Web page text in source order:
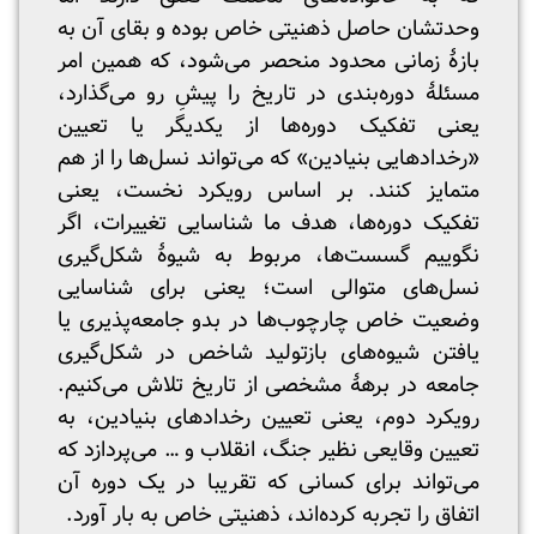
وحدتشان حاصل ذهنیتی خاص بوده و بقای آن به
بازۀ زمانی محدود منحصر می‌شود، که همین امر
مسئلۀ دوره‌بندی در تاریخ را پیشِ رو می‌گذارد،
یعنی تفکیک دوره‌ها از یکدیگر یا تعیین
«رخدادهایی بنیادین» که می‌تواند نسل‌ها را از هم
متمایز کنند. بر اساس رویکرد نخست، یعنی
تفکیک دوره‌ها، هدف ما شناسایی تغییرات، اگر
نگوییم گسست‌ها، مربوط به شیوۀ شکل‌گیری
نسل‌های متوالی است؛ یعنی برای شناسایی
وضعیت خاص چارچوب‌ها در بدو جامعه‌پذیری یا
یافتن شیوه‌های بازتولید شاخص در شکل‌گیری
جامعه در برهۀ مشخصی از تاریخ تلاش می‌کنیم.
رویکرد دوم، یعنی تعیین رخدادهای بنیادین، به
تعیین وقایعی نظیر جنگ، انقلاب و … می‌پردازد که
می‌تواند برای کسانی که تقریبا در یک دوره آن
اتفاق را تجربه کرده‌اند، ذهنیتی خاص به بار آورد.